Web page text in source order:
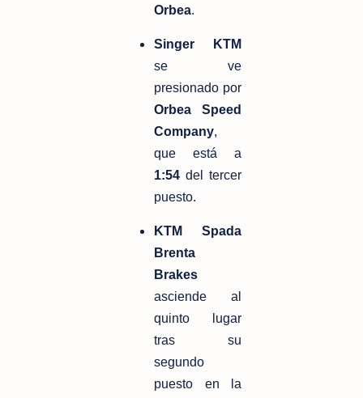
Orbea.
Singer KTM
se ve
Orbea Speed
Company,
1:54 del tercer
puesto.
KTM Spada
Brenta
Brakes
asciende al
quinto lugar
tras su
segundo
puesto en la